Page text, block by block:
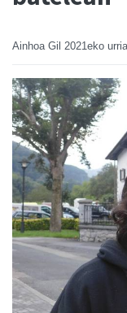
Ainhoa Gil 2021eko